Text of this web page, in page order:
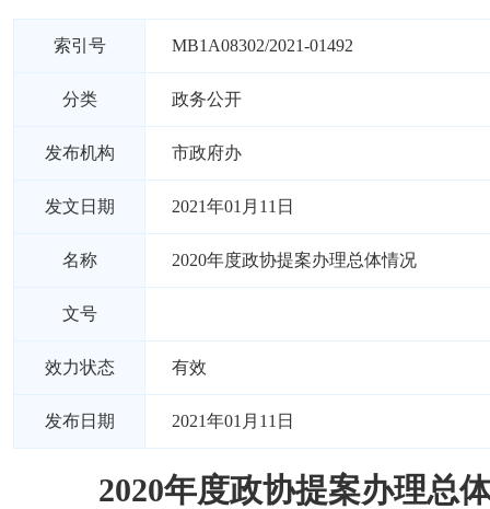
索引号 MB1A08302/2021-01492
分类 政务公开
发布机构 市政府办
发文日期 2021年01月11日
名称 2020年度政协提案办理总体情况
文号
效力状态 有效
发布日期 2021年01月11日
2020年度政协提案办理总